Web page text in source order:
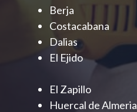
Berja
Costacabana
Dalias
El Ejido
El Zapillo
Huercal de Almeria